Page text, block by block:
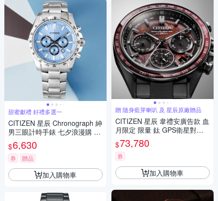
甜蜜獻禮 好禮多選一
CITIZEN 星辰 Chronograph 紳
男三眼計時手錶 七夕浪漫購 送
禮首選-冰河藍/44mm AN8230-
59L
$6,630
券 贈品
加入購物車
贈 隨身藍芽喇叭 及 星辰原廠贈品
CITIZEN 星辰 韋禮安廣告款 血
月限定 限量 鈦 GPS衛星對時
電波 光動能手錶 CC4077-71Z
$73,780
券
加入購物車